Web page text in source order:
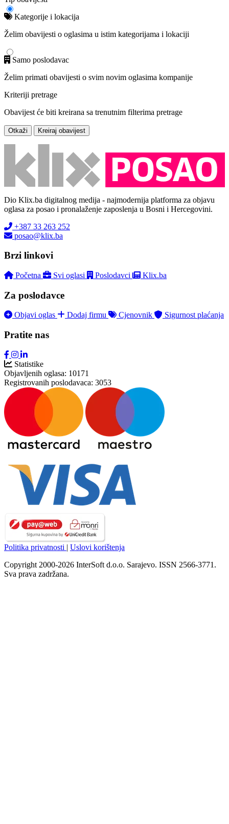
Kategorije i lokacija
Želim obavijesti o oglasima u istim kategorijama i lokaciji
Samo poslodavac
Želim primati obavijesti o svim novim oglasima kompanije
Kriteriji pretrage
Obavijest će biti kreirana sa trenutnim filterima pretrage
Otkaži Kreiraj obavijest
Dio Klix.ba digitalnog medija - najmodernija platforma za objavu
oglasa za posao i pronalaženje zaposlenja u Bosni i Hercegovini.
+387 33 263 252
posao@klix.ba
Brzi linkovi
Početna Svi oglasi Poslodavci Klix.ba
Za poslodavce
Objavi oglas Dodaj firmu Cjenovnik Sigurnost plaćanja
Pratite nas
Statistike
Objavljenih oglasa: 10171
Registrovanih poslodavaca: 3053
Politika privatnosti | Uslovi korištenja
Copyright 2000-2026 InterSoft d.o.o. Sarajevo. ISSN 2566-3771.
Sva prava zadržana.